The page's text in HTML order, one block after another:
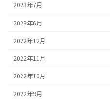
2023年7月
2023年6月
2022年12月
2022年11月
2022年10月
2022年9月